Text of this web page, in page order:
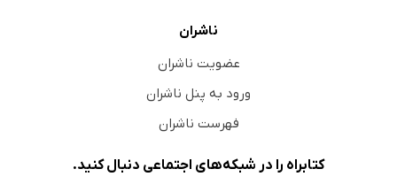
ناشران
عضویت ناشران
ورود به پنل ناشران
فهرست ناشران
کتابراه را در شبکه‌های اجتماعی دنبال کنید.